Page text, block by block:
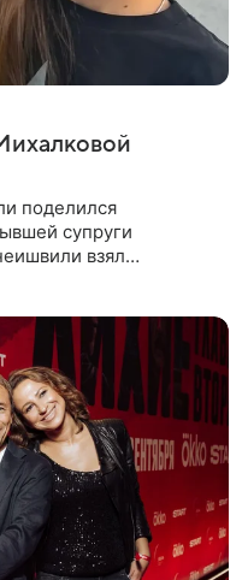
поделился
супруги
взял